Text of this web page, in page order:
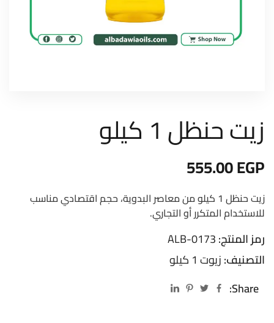
زيت حنظل 1 كيلو
555.00EGP
زيت حنظل 1 كيلو من معاصر البدوية، حجم اقتصادي مناسب
للاستخدام المتكرر أو التجاري.
رمز المنتج:ALB-0173
التصنيف:زيوت 1 كيلو
Share: